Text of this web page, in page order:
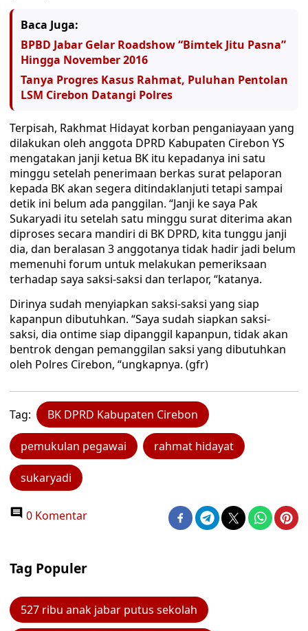
Baca Juga:
BPBD Jabar Gelar Roadshow “Bimtek Jitu Pasna”
Hingga November 2016
Tanya Progres Kasus Rahmat, Puluhan Pentolan
LSM Cirebon Datangi Polres
Terpisah, Rakhmat Hidayat korban penganiayaan yang
dilakukan oleh anggota DPRD Kabupaten Cirebon YS
mengatakan janji ketua BK itu kepadanya ini satu
minggu setelah penerimaan berkas surat pelaporan
kepada BK akan segera ditindaklanjuti tetapi sampai
detik ini belum ada panggilan. “Janji ke saya Pak
Sukaryadi itu setelah satu minggu surat diterima akan
diproses secara mandiri di BK DPRD, kita tunggu janji
dia, dan beralasan 3 anggotanya tidak hadir jadi belum
memenuhi forum untuk melakukan pemeriksaan
terhadap saya saksi-saksi dan terlapor, “katanya.
Dirinya sudah menyiapkan saksi-saksi yang siap
kapanpun dibutuhkan. “Saya sudah siapkan saksi-
saksi, dia ontime siap dipanggil kapanpun, tidak akan
bentrok dengan pemanggilan saksi yang dibutuhkan
oleh Polres Cirebon, “ungkapnya. (gfr)
Tag: BK DPRD Kabupaten Cirebon
pemukulan pegawai rahmat hidayat
sukaryadi
0 Komentar
Tag Populer
527 ribu anak jabar putus sekolah